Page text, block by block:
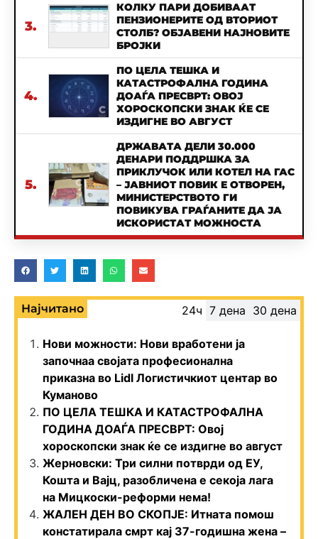
3.
КОЛКУ ПАРИ ДОБИВААТ
ПЕНЗИОНЕРИТЕ ОД ВТОРИОТ
СТОЛБ? ОБЈАВЕНИ НАЈНОВИТЕ
БРОЈКИ
4.
ПО ЦЕЛА ТЕШКА И
КАТАСТРОФАЛНА ГОДИНА
ДОАЃА ПРЕСВРТ: ОВОЈ
ХОРОСКОПСКИ ЗНАК ЌЕ СЕ
ИЗДИГНЕ ВО АВГУСТ
5.
ДРЖАВАТА ДЕЛИ 30.000
ДЕНАРИ ПОДДРШКА ЗА
ПРИКЛУЧОК ИЛИ КОТЕЛ НА ГАС
– ЈАВНИОТ ПОВИК Е ОТВОРЕН,
МИНИСТЕРСТВОТО ГИ
ПОВИКУВА ГРАЃАНИТЕ ДА ЈА
ИСКОРИСТАТ МОЖНОСТА
Најчитано 24ч 7 дена 30 дена
Нови можности: Нови вработени ја
започнаа својата професионална
приказна во Lidl Логистичкиот центар во
Куманово
ПО ЦЕЛА ТЕШКА И КАТАСТРОФАЛНА
ГОДИНА ДОАЃА ПРЕСВРТ: Овој
хороскопски знак ќе се издигне во август
Жерновски: Три силни потврди од ЕУ,
Кошта и Вајц, разобличена е секоја лага
на Мицкоски-реформи нема!
ЖАЛЕН ДЕН ВО СКОПЈЕ: Итната помош
констатирала смрт кај 37-годишна жена –